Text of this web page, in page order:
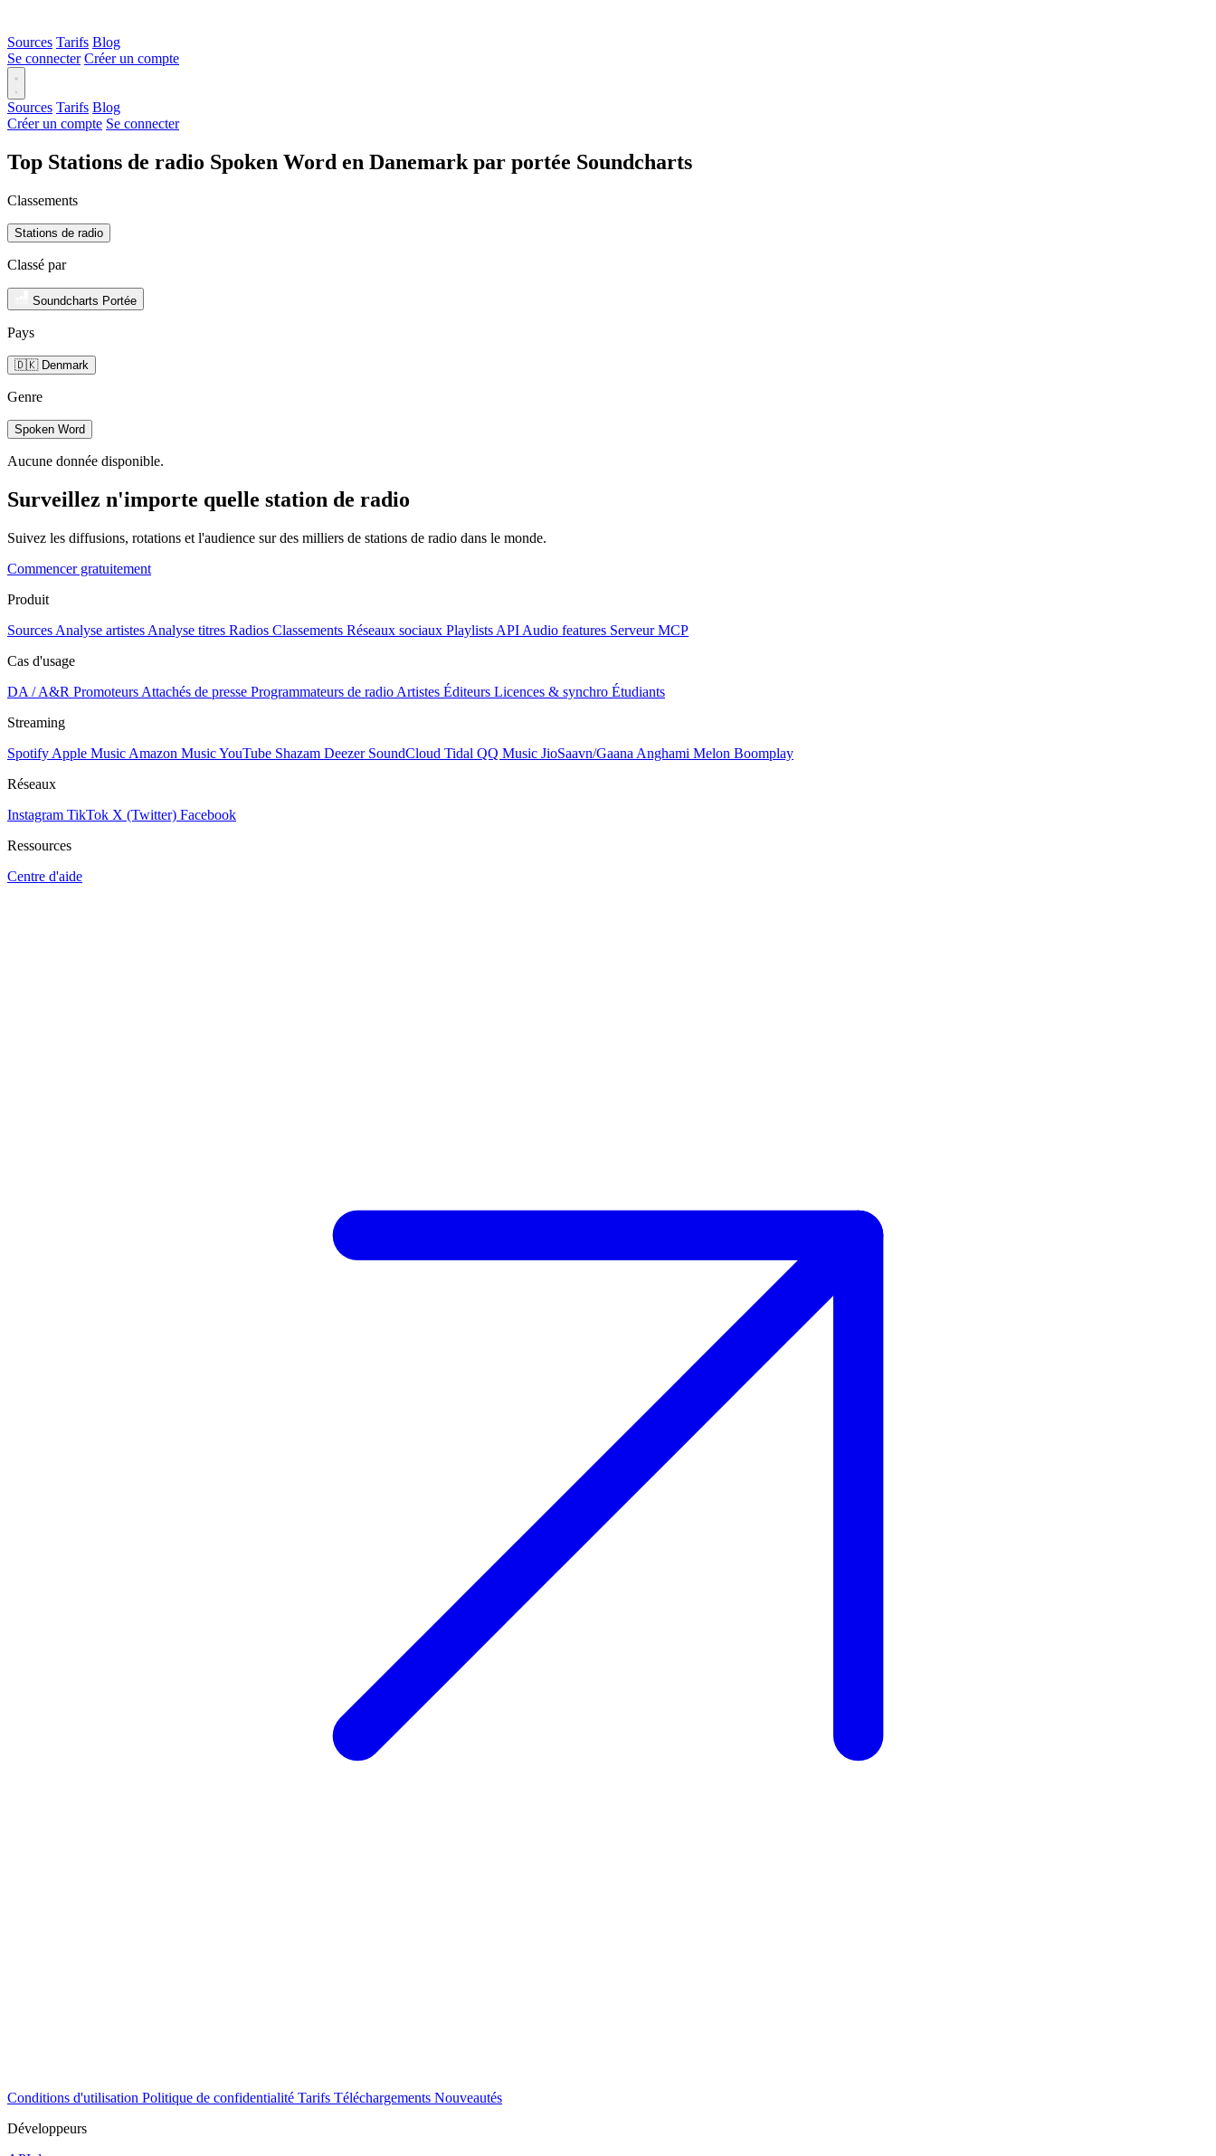
Sources Tarifs Blog
Se connecter Créer un compte
Sources Tarifs Blog
Créer un compte Se connecter
Top Stations de radio Spoken Word en Danemark par portée Soundcharts
Classements
Stations de radio
Classé par
Soundcharts Portée
Pays
🇩🇰 Denmark
Genre
Spoken Word
Aucune donnée disponible.
Surveillez n'importe quelle station de radio
Suivez les diffusions, rotations et l'audience sur des milliers de stations de radio dans le monde.
Commencer gratuitement
Produit
Sources Analyse artistes Analyse titres Radios Classements Réseaux sociaux Playlists API Audio features Serveur MCP
Cas d'usage
DA / A&R Promoteurs Attachés de presse Programmateurs de radio Artistes Éditeurs Licences & synchro Étudiants
Streaming
Spotify Apple Music Amazon MusicYouTube Shazam Deezer SoundCloud Tidal QQ Music JioSaavn/Gaana Anghami Melon Boomplay
Réseaux
Instagram TikTok X (Twitter) Facebook
Ressources
Centre d'aide
Conditions d'utilisation Politique de confidentialité Tarifs Téléchargements Nouveautés
Développeurs